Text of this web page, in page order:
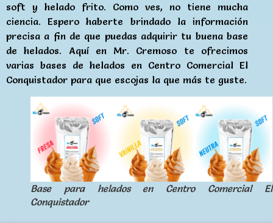
soft y helado frito. Como ves, no tiene mucha
ciencia. Espero haberte brindado la información
precisa a fin de que puedas adquirir tu buena base
de helados. Aquí en Mr. Cremoso te ofrecimos
varias bases de helados en Centro Comercial El
Conquistador para que escojas la que más te guste.
Base para helados en Centro Comercial El
Conquistador